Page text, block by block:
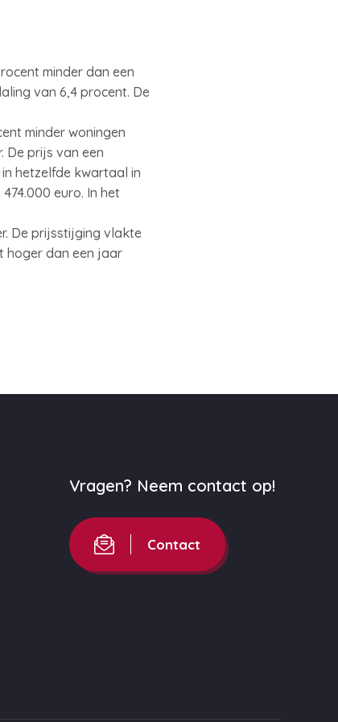
minder dan een
van 6,4 procent. De
minder woningen
De prijs van een
hetzelfde kwartaal in
euro. In het
De prijsstijging vlakte
hoger dan een jaar
Vragen? Neem contact op!
Contact